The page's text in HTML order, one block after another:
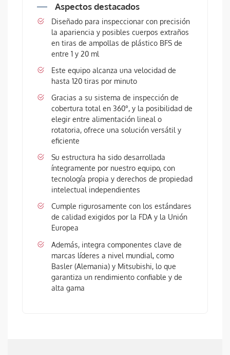
Aspectos destacados
Diseñado para inspeccionar con precisión
la apariencia y posibles cuerpos extraños
en tiras de ampollas de plástico BFS de
entre 1 y 20 ml
Este equipo alcanza una velocidad de
hasta 120 tiras por minuto
Gracias a su sistema de inspección de
cobertura total en 360°, y la posibilidad de
elegir entre alimentación lineal o
rotatoria, ofrece una solución versátil y
eficiente
Su estructura ha sido desarrollada
íntegramente por nuestro equipo, con
tecnología propia y derechos de propiedad
intelectual independientes
Cumple rigurosamente con los estándares
de calidad exigidos por la FDA y la Unión
Europea
Además, integra componentes clave de
marcas líderes a nivel mundial, como
Basler (Alemania) y Mitsubishi, lo que
garantiza un rendimiento confiable y de
alta gama